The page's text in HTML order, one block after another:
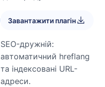
Завантажити плагін
SEO-дружній:
автоматичний hreflang
та індексовані URL-
адреси.